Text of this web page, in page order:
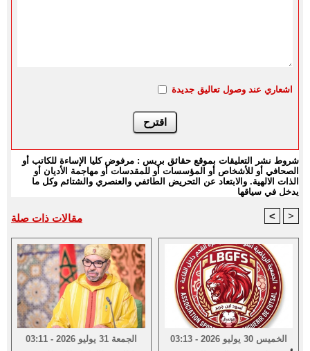
اشعاري عند وصول تعاليق جديدة
شروط نشر التعليقات بموقع حقائق بريس : مرفوض كليا الإساءة للكاتب أو
الصحافي أو للأشخاص أو المؤسسات أو للمقدسات أو مهاجمة الأديان أو
الذات الالهية. والابتعاد عن التحريض الطائفي والعنصري والشتائم وكل ما
يدخل في سياقها
مقالات ذات صلة < >
الجمعة 31 يوليو 2026 - 03:11 الخميس 30 يوليو 2026 - 03:13